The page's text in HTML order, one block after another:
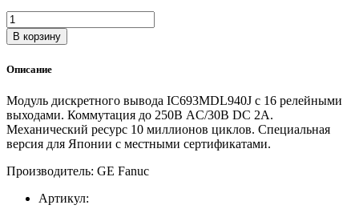
Количество
товара
16-
релейный
JP
В корзину
Описание
Модуль дискретного вывода IC693MDL940J с 16 релейными
выходами. Коммутация до 250В AC/30В DC 2А.
Механический ресурс 10 миллионов циклов. Специальная
версия для Японии с местными сертификатами.
Производитель: GE Fanuc
Артикул: